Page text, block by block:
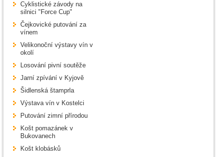
Cyklistické závody na
silnici "Force Cup"
Čejkovické putování za
vínem
Velikonoční výstavy vín v
okolí
Losování pivní soutěže
Jarní zpívání v Kyjově
Šidlenská štamprla
Výstava vín v Kostelci
Putování zimní přírodou
Košt pomazánek v
Bukovanech
Košt klobásků